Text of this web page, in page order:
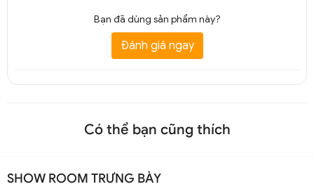
Bạn đã dùng sản phẩm này?
Đánh giá ngay
Có thể bạn cũng thích
SHOW ROOM TRƯNG BÀY